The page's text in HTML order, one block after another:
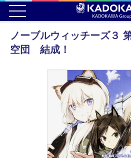
ノーブルウィッチーズ３
空団 結成！